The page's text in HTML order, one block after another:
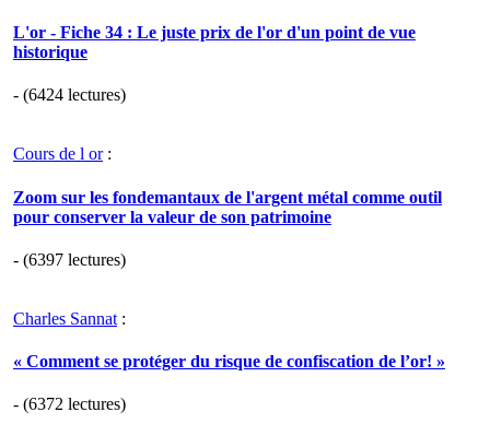
L'or - Fiche 34 : Le juste prix de l'or d'un point de vue
historique
- (6424 lectures)
Cours de l or:
Zoom sur les fondemantaux de l'argent métal comme outil
pour conserver la valeur de son patrimoine
- (6397 lectures)
Charles Sannat :
« Comment se protéger du risque de confiscation de l’or! »
- (6372 lectures)